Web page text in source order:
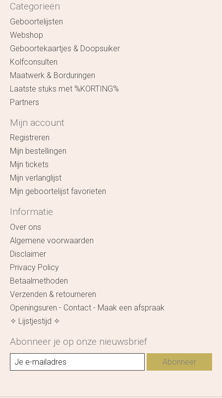
Categorieën
Geboortelijsten
Webshop
Geboortekaartjes & Doopsuiker
Kolfconsulten
Maatwerk & Borduringen
Laatste stuks met %KORTING%
Partners
Mijn account
Registreren
Mijn bestellingen
Mijn tickets
Mijn verlanglijst
Mijn geboortelijst favorieten
Informatie
Over ons
Algemene voorwaarden
Disclaimer
Privacy Policy
Betaalmethoden
Verzenden & retourneren
Openingsuren - Contact - Maak een afspraak
✧ Lijstjestijd ✧
Abonneer je op onze nieuwsbrief
Abonneer